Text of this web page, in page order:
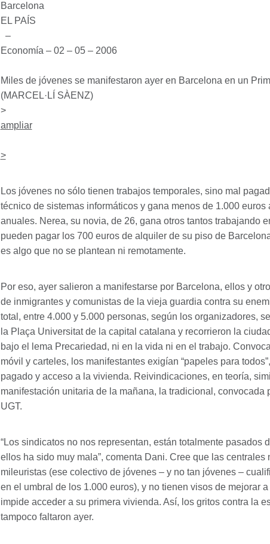
Barcelona
EL PAÍS
–
Economía – 02 – 05 – 2006
Miles de jóvenes se manifestaron ayer en Barcelona en un
(MARCEL·LÍ SÀENZ)
>
ampliar
>
Los jóvenes no sólo tienen trabajos temporales, sino mal
técnico de sistemas informáticos y gana menos de 1.000 euros
anuales. Nerea, su novia, de 26, gana otros tantos trabajando
pueden pagar los 700 euros de alquiler de su piso de
es algo que no se plantean ni remotamente.
Por eso, ayer salieron a manifestarse por Barcelona, ellos y
de inmigrantes y comunistas de la vieja guardia contra su
total, entre 4.000 y 5.000 personas, según los organizadores,
la Plaça Universitat de la capital catalana y recorrieron la
bajo el lema Precariedad, ni en la vida ni en el trabajo.
móvil y carteles, los manifestantes exigían “papeles para
pagado y acceso a la vivienda. Reivindicaciones, en teoría,
manifestación unitaria de la mañana, la tradicional, convocada
UGT.
“Los sindicatos no nos representan, están totalmente pasados
ellos ha sido muy mala”, comenta Dani. Cree que las centrales
mileuristas (ese colectivo de jóvenes – y no tan jóvenes –
en el umbral de los 1.000 euros), y no tienen visos de mejorar
impide acceder a su primera vivienda. Así, los gritos contra la
tampoco faltaron ayer.